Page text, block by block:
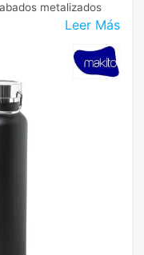
Leer Más
metalizados